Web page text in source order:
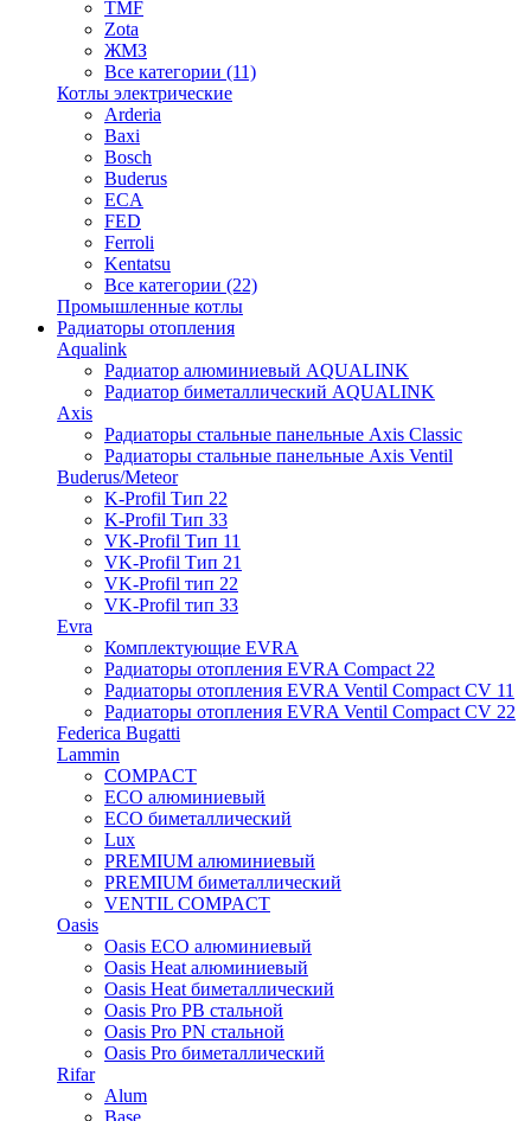
TMF
Zota
ЖМЗ
Все категории (11)
Котлы электрические
Arderia
Baxi
Bosch
Buderus
ECA
FED
Ferroli
Kentatsu
Все категории (22)
Промышленные котлы
Радиаторы отопления
Aqualink
Радиатор алюминиевый AQUALINK
Радиатор биметаллический AQUALINK
Axis
Радиаторы стальные панельные Axis Classic
Радиаторы стальные панельные Axis Ventil
Buderus/Meteor
K-Profil Тип 22
K-Profil Тип 33
VK-Profil Тип 11
VK-Profil Тип 21
VK-Profil тип 22
VK-Profil тип 33
Evra
Комплектующие EVRA
Радиаторы отопления EVRA Compact 22
Радиаторы отопления EVRA Ventil Compact CV 11
Радиаторы отопления EVRA Ventil Compact CV 22
Federica Bugatti
Lammin
COMPACT
ECO алюминиевый
ECO биметаллический
Lux
PREMIUM алюминиевый
PREMIUM биметаллический
VENTIL COMPACT
Oasis
Oasis ECO алюминиевый
Oasis Heat алюминиевый
Oasis Heat биметаллический
Oasis Pro PB стальной
Oasis Pro PN стальной
Oasis Pro биметаллический
Rifar
Alum
Base